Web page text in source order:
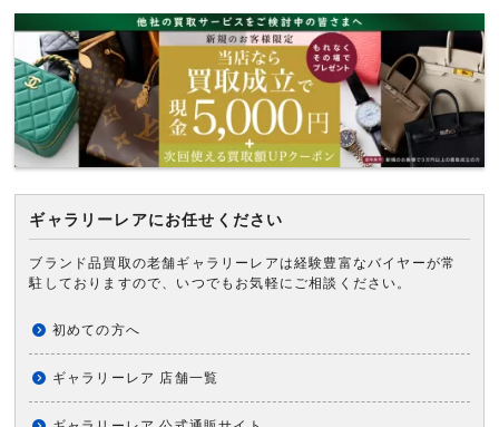
ギャラリーレアにお任せください
ブランド品買取の老舗ギャラリーレアは経験豊富なバイヤーが常
駐しておりますので、いつでもお気軽にご相談ください。
初めての方へ
ギャラリーレア 店舗一覧